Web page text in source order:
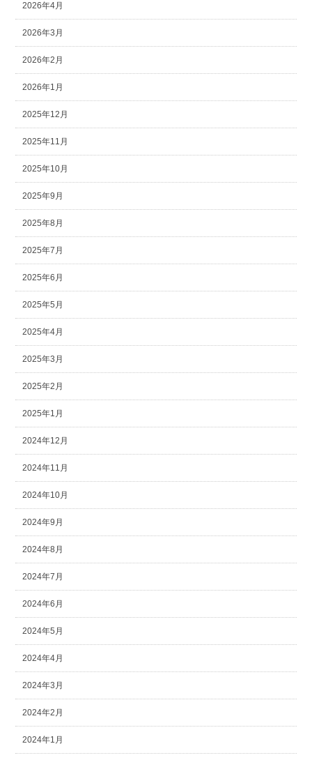
2026年4月
2026年3月
2026年2月
2026年1月
2025年12月
2025年11月
2025年10月
2025年9月
2025年8月
2025年7月
2025年6月
2025年5月
2025年4月
2025年3月
2025年2月
2025年1月
2024年12月
2024年11月
2024年10月
2024年9月
2024年8月
2024年7月
2024年6月
2024年5月
2024年4月
2024年3月
2024年2月
2024年1月